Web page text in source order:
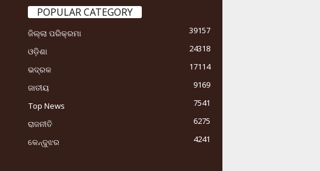
POPULAR CATEGORY
ଜିଲ୍ଲା ପରିକ୍ରମା
39157
ଓଡ଼ିଶା
24318
ଭଦ୍ରକ
17114
ଜାତୀୟ
9169
Top News
7541
ରାଜନୀତି
6275
କେନ୍ଦୁଝର
4241